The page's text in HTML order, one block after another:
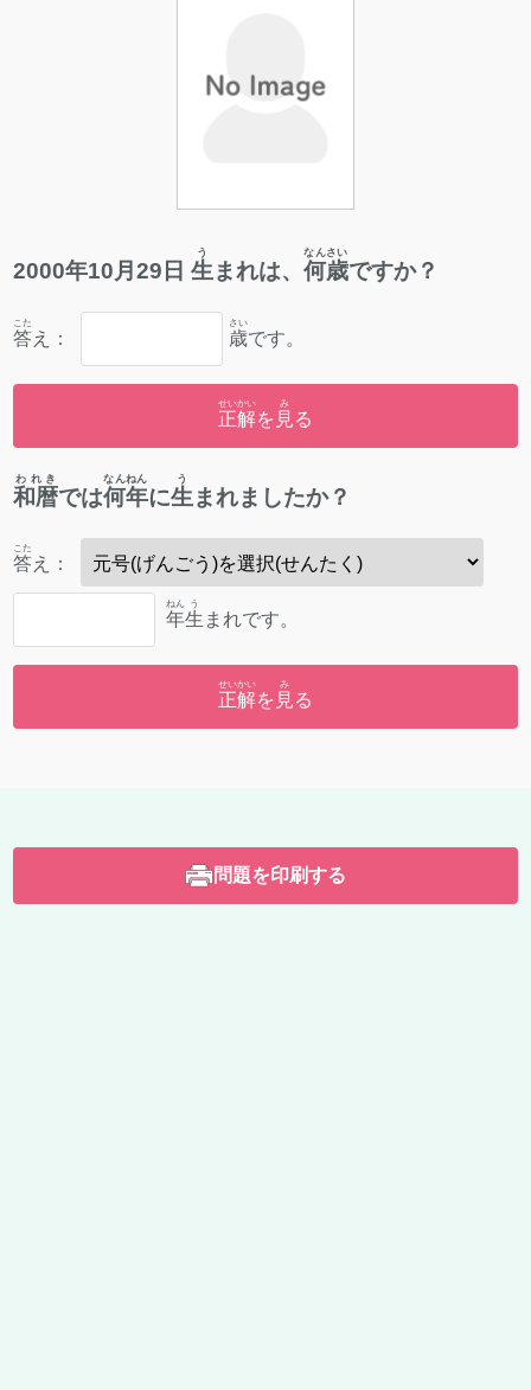
2000年10月29 日 生
う
まれは、何歳
なんさい
ですか？
答
こた
え： 歳
さい
です。
正解
せいかい
を 見
み
る
和暦
われき
では何年
なんねん
に生
う
まれましたか？
答
こた
え：
年
ねん
生
う
まれです。
正解
せいかい
を 見
み
る
問題を印刷する